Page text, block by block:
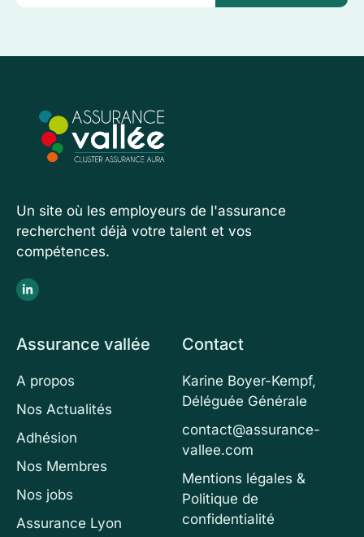
Un site où les employeurs de l'assurance
recherchent déjà votre talent et vos
compétences.
Assurance vallée
A propos
Nos Actualités
Adhésion
Nos Membres
Nos jobs
Assurance Lyon
Contact
Karine Boyer-Kempf,
Déléguée Générale
contact@assurance-
vallee.com
Mentions légales &
Politique de
confidentialité